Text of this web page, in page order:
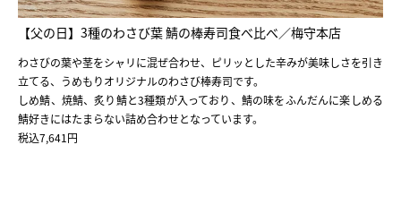
【父の日】3種のわさび葉 鯖の棒寿司食べ比べ／梅守本店
わさびの葉や茎をシャリに混ぜ合わせ、ピリッとした辛みが美味しさを引き
立てる、うめもりオリジナルのわさび棒寿司です。
しめ鯖、焼鯖、炙り鯖と3種類が入っており、鯖の味をふんだんに楽しめる
鯖好きにはたまらない詰め合わせとなっています。
税込7,641円